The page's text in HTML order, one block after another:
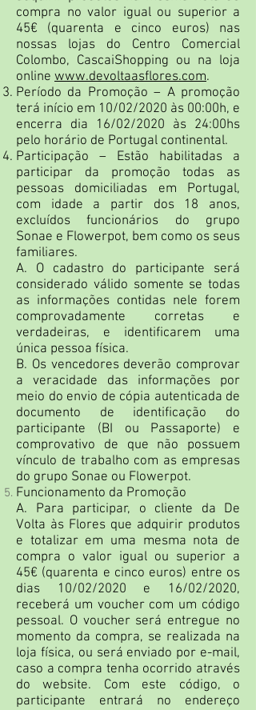
compra no valor igual ou superior a
45€ (quarenta e cinco euros) nas
nossas lojas do Centro Comercial
Colombo, CascaiShopping ou na loja
online www.devoltaasflores.com.
Período da Promoção – A promoção
terá início em 10/02/2020 às 00:00h, e
encerra dia 16/02/2020 às 24:00hs
pelo horário de Portugal continental.
Participação – Estão habilitadas a
participar da promoção todas as
pessoas domiciliadas em Portugal,
com idade a partir dos 18 anos,
excluídos funcionários do grupo
Sonae e Flowerpot, bem como os seus
familiares.
A. O cadastro do participante será
considerado válido somente se todas
as informações contidas nele forem
comprovadamente corretas e
verdadeiras, e identificarem uma
única pessoa física.
B. Os vencedores deverão comprovar
a veracidade das informações por
meio do envio de cópia autenticada de
documento de identificação do
participante (BI ou Passaporte) e
comprovativo de que não possuem
vínculo de trabalho com as empresas
do grupo Sonae ou Flowerpot.
Funcionamento da Promoção
A. Para participar, o cliente da De
Volta às Flores que adquirir produtos
e totalizar em uma mesma nota de
compra o valor igual ou superior a
45€ (quarenta e cinco euros) entre os
dias 10/02/2020 e 16/02/2020,
receberá um voucher com um código
pessoal. O voucher será entregue no
momento da compra, se realizada na
loja física, ou será enviado por e-mail,
caso a compra tenha ocorrido através
do website. Com este código, o
participante entrará no endereço